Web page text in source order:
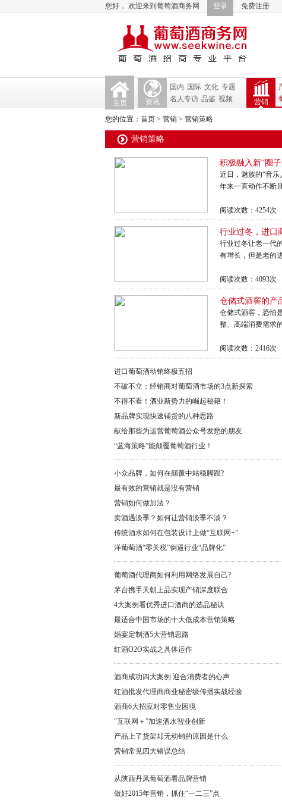
您好， 欢迎来到葡萄酒商务网 登录 免费注册
主页 资讯
国内 国际 文化 专题
名人专访 品鉴 视频 营销
您的位置： 首页 > 营销 > 营销策略
营销策略
积极融入新“圈
近日，魅族的“音
年来一直动作不断
阅读次数：4254次
行业过冬，进口
行业过冬让老一代
有增长，但是老的
阅读次数：4093次
仓储式酒窖的产
仓储式酒窖，恐怕
整、高端消费需求
阅读次数：2416次
进口葡萄酒动销终极五招
不破不立：经销商对葡萄酒市场的3点新探索
不得不看！酒业新势力的崛起秘籍！
新品牌实现快速铺货的八种思路
献给那些为运营葡萄酒公众号发愁的朋友
“蓝海策略”能颠覆葡萄酒行业！
小众品牌，如何在颠覆中站稳脚跟?
最有效的营销就是没有营销
营销如何做加法？
卖酒遇淡季？如何让营销淡季不淡？
传统酒水如何在包装设计上做“互联网+”
洋葡萄酒“零关税”倒逼行业“品牌化”
葡萄酒代理商如何利用网络发展自己?
茅台携手天朝上品实现产销深度联合
4大案例看优秀进口酒商的选品秘诀
最适合中国市场的十大低成本营销策略
婚宴定制酒5大营销思路
红酒O2O实战之具体运作
酒商成功四大案例 迎合消费者的心声
红酒批发代理商商业秘密级传播实战经验
酒商6大招应对零售业困境
“互联网＋”加速酒水智业创新
产品上了货架却无动销的原因是什么
营销常见四大错误总结
从陕西丹凤葡萄酒看品牌营销
做好2015年营销，抓住“一二三”点